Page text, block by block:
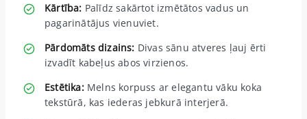
Kārtība: Palīdz sakārtot izmētātos vadus un
pagarinātājus vienuviet.
Pārdomāts dizains: Divas sānu atveres ļauj ērti
izvadīt kabeļus abos virzienos.
Estētika:Melns korpuss ar elegantu vāku koka
tekstūrā, kas iederas jebkurā interjerā.